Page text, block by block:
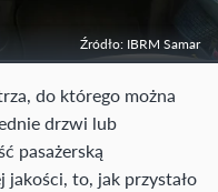
Źródło: IBRM Samar
do którego można
drzwi lub
pasażerską
to, jak przystało